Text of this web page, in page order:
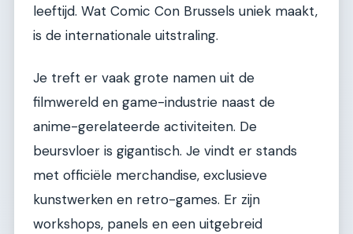
leeftijd. Wat Comic Con Brussels uniek maakt,
is de internationale uitstraling.
Je treft er vaak grote namen uit de
filmwereld en game-industrie naast de
anime-gerelateerde activiteiten. De
beursvloer is gigantisch. Je vindt er stands
met officiële merchandise, exclusieve
kunstwerken en retro-games. Er zijn
workshops, panels en een uitgebreid